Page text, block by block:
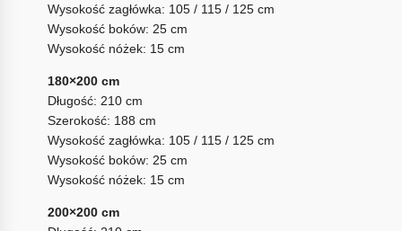
Wysokość zagłówka: 105 / 115 / 125 cm
Wysokość boków: 25 cm
Wysokość nóżek: 15 cm
180×200 cm
Długość: 210 cm
Szerokość: 188 cm
Wysokość zagłówka: 105 / 115 / 125 cm
Wysokość boków: 25 cm
Wysokość nóżek: 15 cm
200×200 cm